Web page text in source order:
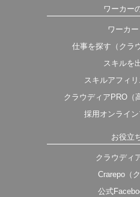
ワーカー
ワーカ
仕事を探す（クラ
スキルを
スキルアフィ
クラウディアPRO（
採用オンライ
お役立
クラウディ
Crarepo（
公式